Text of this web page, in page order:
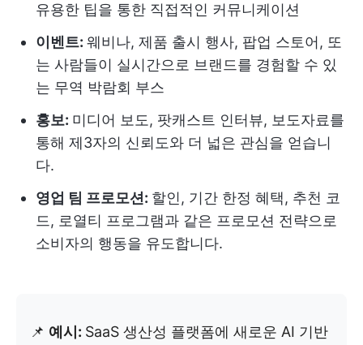
유용한 팁을 통한 직접적인 커뮤니케이션
이벤트: 웨비나, 제품 출시 행사, 팝업 스토어, 또
는 사람들이 실시간으로 브랜드를 경험할 수 있
는 무역 박람회 부스
홍보: 미디어 보도, 팟캐스트 인터뷰, 보도자료를
통해 제3자의 신뢰도와 더 넓은 관심을 얻습니
다.
영업 팀 프로모션: 할인, 기간 한정 혜택, 추천 코
드, 로열티 프로그램과 같은 프로모션 전략으로
소비자의 행동을 유도합니다.
📌 예시: SaaS 생산성 플랫폼에 새로운 AI 기반